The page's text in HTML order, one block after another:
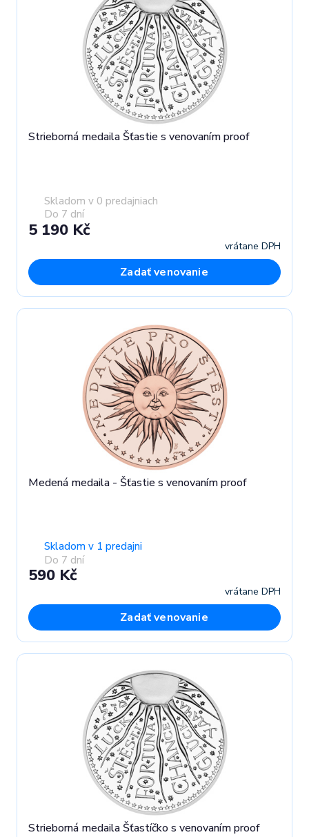
Strieborná medaila Šťastie s venovaním proof
Skladom v 0 predajniach
Do 7 dní
5 190 Kč
vrátane DPH
Zadať venovanie
Medená medaila - Šťastie s venovaním proof
Skladom v 1 predajni
Do 7 dní
590 Kč
vrátane DPH
Zadať venovanie
Strieborná medaila Šťastíčko s venovaním proof